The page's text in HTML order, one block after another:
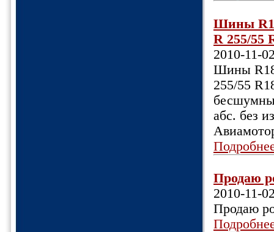
Шины
R 255/55
2010-11-
Шины
255/55
абс. без
Продаю
2010-11-
Продаю